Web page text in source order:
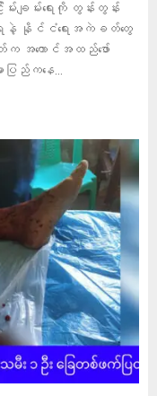
ချမ်းရေးကို တွန်းတွန်း
နဲ့ နိုင်ငံရေးအကဲခတ်တွေ
အကောင်အထည်ဖော်
ည်ကနေ...